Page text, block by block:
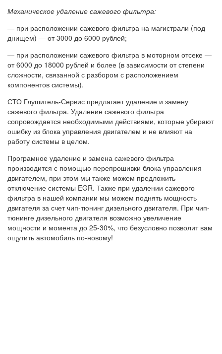
Механическое удаление сажевого фильтра:
— при расположении сажевого фильтра на магистрали (под
днищем) — от 3000 до 6000 рублей;
— при расположении сажевого фильтра в моторном отсеке —
от 6000 до 18000 рублей и более (в зависимости от степени
сложности, связанной с разбором с расположением
компонентов системы).
СТО Глушитель-Сервис предлагает удаление и замену
сажевого фильтра. Удаление сажевого фильтра
сопровождается необходимыми действиями, которые убирают
ошибку из блока управления двигателем и не влияют на
работу системы в целом.
Програмное удаление и замена сажевого фильтра
производится с помощью перепрошивки блока управления
двигателем, при этом мы также можем предложить
отключение системы EGR. Также при удалении сажевого
фильтра в нашей компании мы можем поднять мощность
двигателя за счет чип-тюнинг дизельного двигателя. При чип-
тюнинге дизельного двигателя возможно увеличение
мощности и момента до 25-30%, что безусловно позволит вам
ощутить автомобиль по-новому!